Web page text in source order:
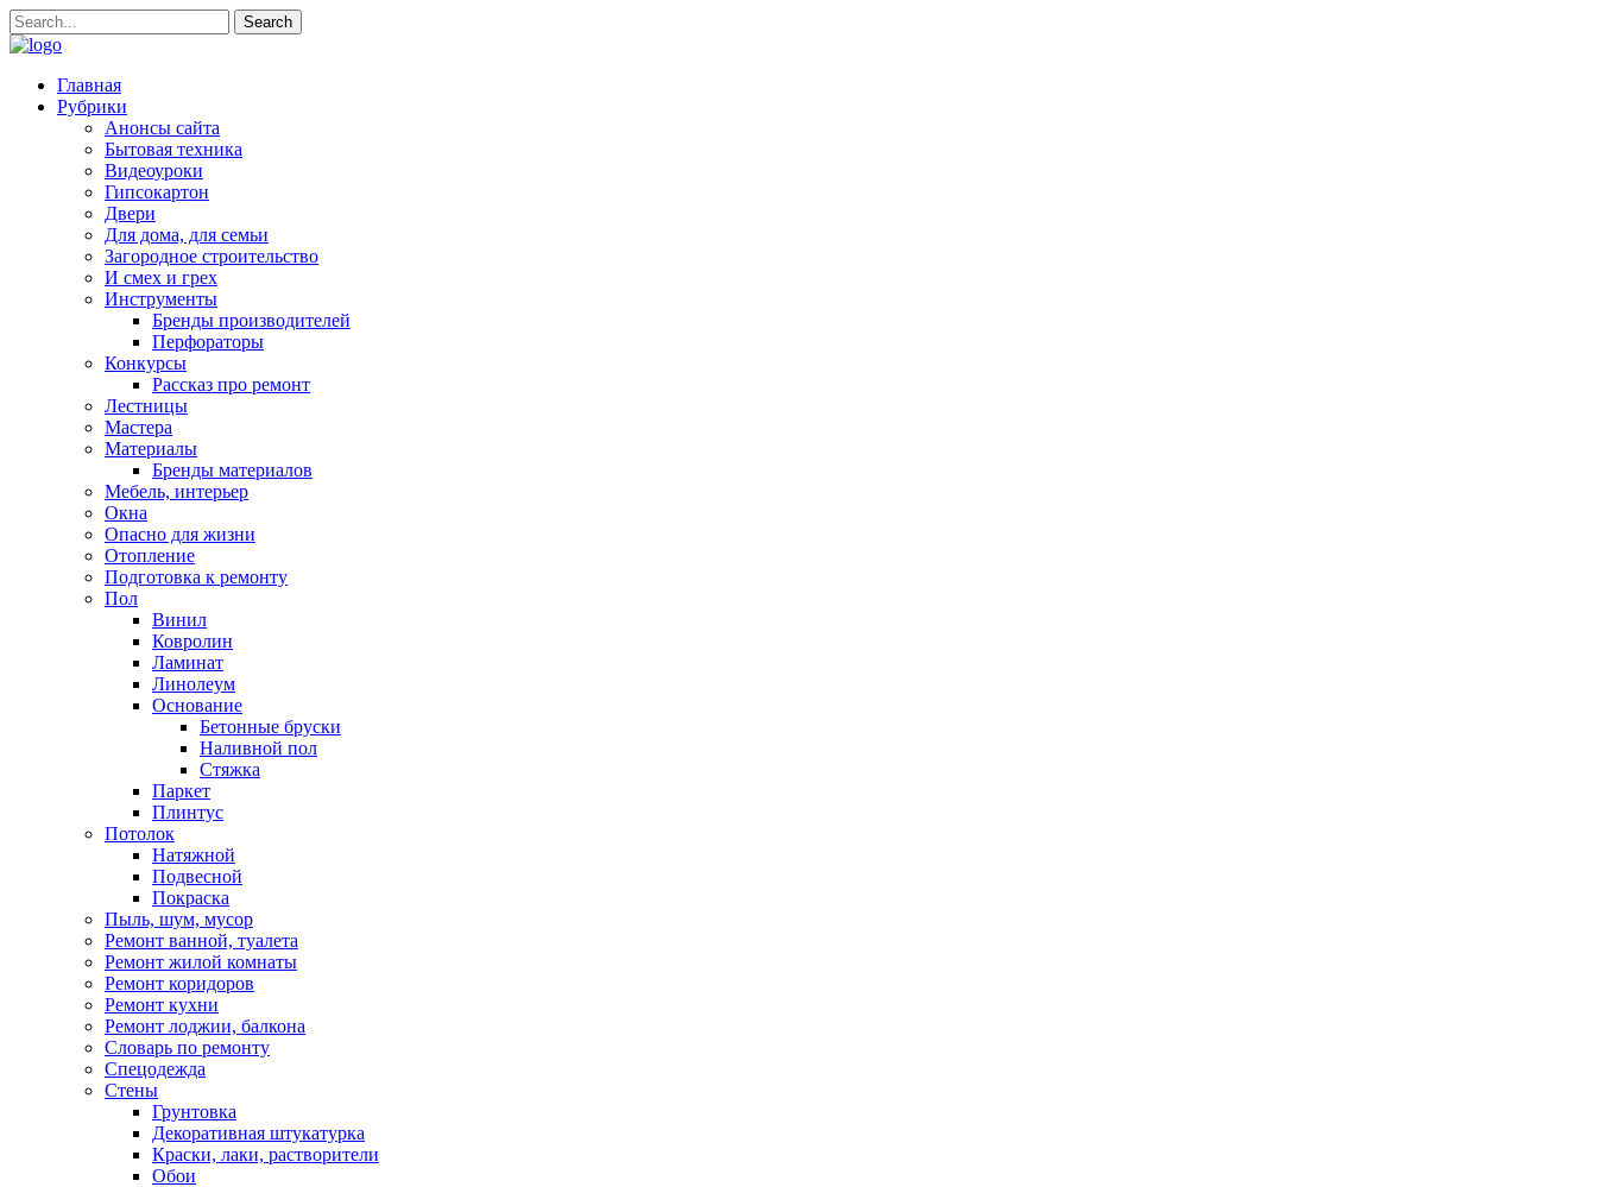
Главная
Рубрики
Анонсы сайта
Бытовая техника
Видеоуроки
Гипсокартон
Двери
Для дома, для семьи
Загородное строительство
И смех и грех
Инструменты
Бренды производителей
Перфораторы
Конкурсы
Рассказ про ремонт
Лестницы
Мастера
Материалы
Бренды материалов
Мебель, интерьер
Окна
Опасно для жизни
Отопление
Подготовка к ремонту
Пол
Винил
Ковролин
Ламинат
Линолеум
Основание
Бетонные бруски
Наливной пол
Стяжка
Паркет
Плинтус
Потолок
Натяжной
Подвесной
Покраска
Пыль, шум, мусор
Ремонт ванной, туалета
Ремонт жилой комнаты
Ремонт коридоров
Ремонт кухни
Ремонт лоджии, балкона
Словарь по ремонту
Спецодежда
Стены
Грунтовка
Декоративная штукатурка
Краски, лаки, растворители
Обои